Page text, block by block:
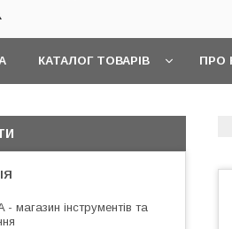
КАТАЛОГ ТОВАРІВ ПРО
- магазин інструментів та